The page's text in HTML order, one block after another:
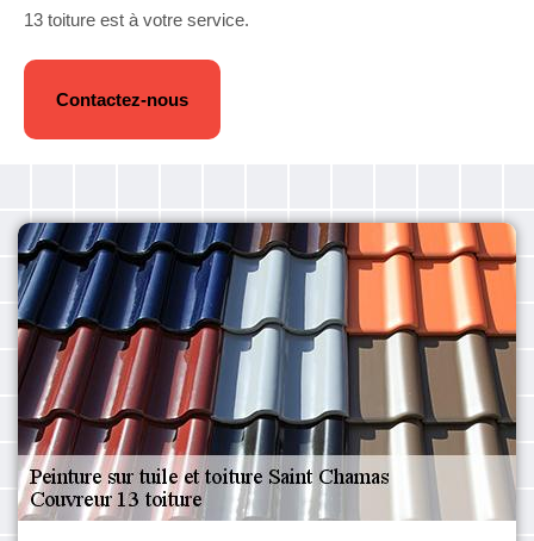
13 toiture est à votre service.
Contactez-nous